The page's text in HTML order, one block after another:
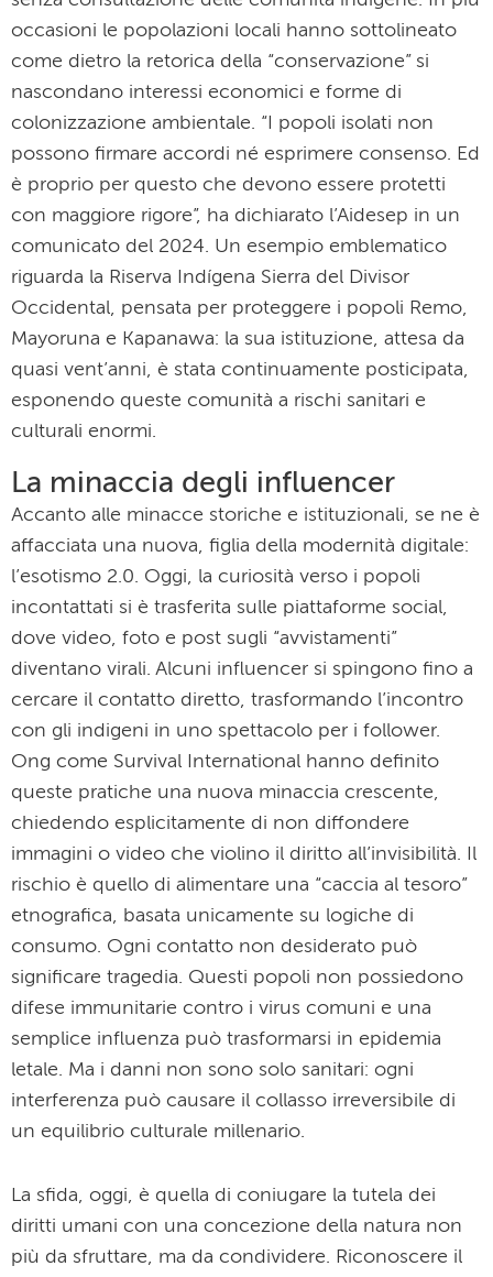
occasioni le popolazioni locali hanno sottolineato
come dietro la retorica della “conservazione” si
nascondano interessi economici e forme di
colonizzazione ambientale. “I popoli isolati non
possono firmare accordi né esprimere consenso. Ed
è proprio per questo che devono essere protetti
con maggiore rigore”, ha dichiarato l’Aidesep in un
comunicato del 2024. Un esempio emblematico
riguarda la Riserva Indígena Sierra del Divisor
Occidental, pensata per proteggere i popoli Remo,
Mayoruna e Kapanawa: la sua istituzione, attesa da
quasi vent’anni, è stata continuamente posticipata,
esponendo queste comunità a rischi sanitari e
culturali enormi.
La minaccia degli influencer
Accanto alle minacce storiche e istituzionali, se ne è
affacciata una nuova, figlia della modernità digitale:
l’esotismo 2.0. Oggi, la curiosità verso i popoli
incontattati si è trasferita sulle piattaforme social,
dove video, foto e post sugli “avvistamenti”
diventano virali. Alcuni influencer si spingono fino a
cercare il contatto diretto, trasformando l’incontro
con gli indigeni in uno spettacolo per i follower.
Ong come Survival International hanno definito
queste pratiche una nuova minaccia crescente,
chiedendo esplicitamente di non diffondere
immagini o video che violino il diritto all’invisibilità. Il
rischio è quello di alimentare una “caccia al tesoro”
etnografica, basata unicamente su logiche di
consumo. Ogni contatto non desiderato può
significare tragedia. Questi popoli non possiedono
difese immunitarie contro i virus comuni e una
semplice influenza può trasformarsi in epidemia
letale. Ma i danni non sono solo sanitari: ogni
interferenza può causare il collasso irreversibile di
un equilibrio culturale millenario.
La sfida, oggi, è quella di coniugare la tutela dei
diritti umani con una concezione della natura non
più da sfruttare, ma da condividere. Riconoscere il